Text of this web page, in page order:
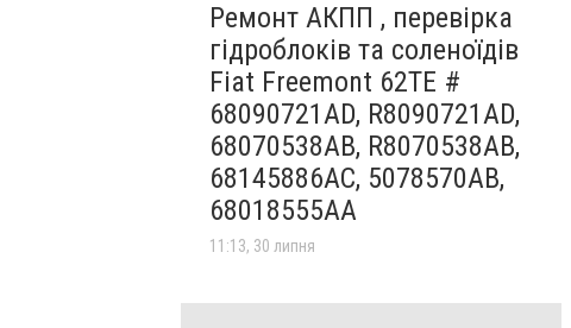
Ремонт АКПП , перевірка
гідроблоків та соленоїдів
Fiat Freemont 62TE #
68090721AD, R8090721AD,
68070538AB, R8070538AB,
68145886AC, 5078570AB,
68018555AA
11:13, 30 липня